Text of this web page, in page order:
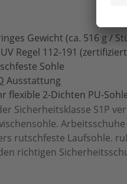
Gewicht (ca. 516 g /
Regel 112-191
Sohle
Ausstattung
flexible 2-Dichten PU-
Sicherheitsklasse S1P
rutschfeste Laufsohle.
richtigen